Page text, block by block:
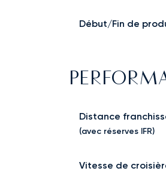
Début/Fin de
Distance
(avec réserves IFR)
Vitesse de